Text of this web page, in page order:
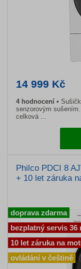
14 999 Kč
4 hodnocení
senzorovým
celková ...
Philco PDCI 8
+ 10 let záruka
doprava zdarma
bezplatný servis 36
10 let záruka na
ovládání v češtině